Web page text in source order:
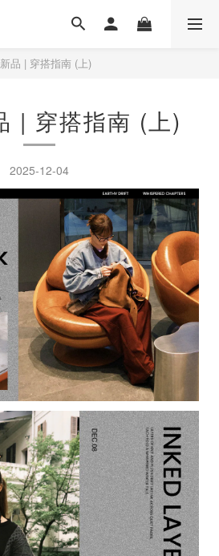
品 | 穿搭指南 (上)
| 穿搭指南 (上)
2025-12-04